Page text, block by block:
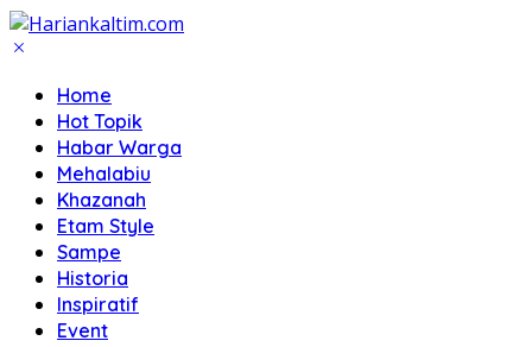
Home
Hot Topik
Habar Warga
Mehalabiu
Khazanah
Etam Style
Sampe
Historia
Inspiratif
Event